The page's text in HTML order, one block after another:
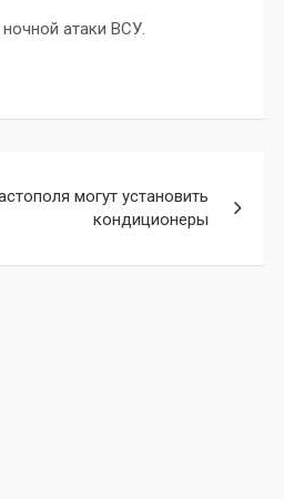
атаки ВСУ.
могут установить
кондиционеры